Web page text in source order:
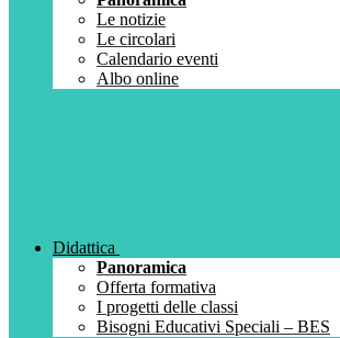
Le notizie
Le circolari
Calendario eventi
Albo online
Didattica
Panoramica
Offerta formativa
I progetti delle classi
Bisogni Educativi Speciali – BES